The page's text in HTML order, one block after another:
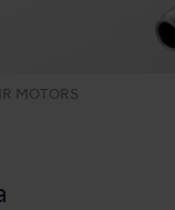
MOTORS